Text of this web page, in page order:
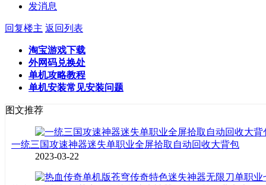
发消息
回复楼主 返回列表
淘宝游戏下载
外网码兑换处
单机攻略教程
单机安装常见安装问题
图文推荐
一统三国攻速神器迷失单职业全屏拾取自动回收大背包
2023-03-22